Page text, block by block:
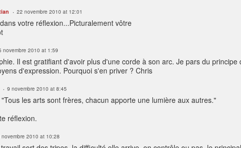
22 novembre 2010 at 12:01
votre réflexion...Picturalement vôtre
novembre 2010 at 1:59
Il est gratifiant d'avoir plus d'une corde à son arc. Je pars du
d'expression. Pourquoi s'en priver ? Chris
9 novembre 2010 at 8:45
les arts sont frères, chacun apporte une lumière aux autres."
réflexion.
novembre 2010 at 10:28